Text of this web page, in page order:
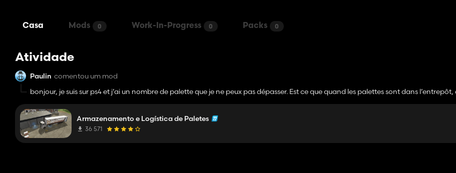
Casa Mods 0 Work-In-Progress 0 Packs 0
Atividade
Paulin comentou um mod
bonjour, je suis sur ps4 et j’ai un nombre de palette que je ne peux pas dépasser. Est ce que quand les palettes sont dans l’entrepôt,
vendre ensuite l’année d’après au meilleur prix.
En attente de votre réponse :))
Armazenamento e Logística de Paletes
36 571